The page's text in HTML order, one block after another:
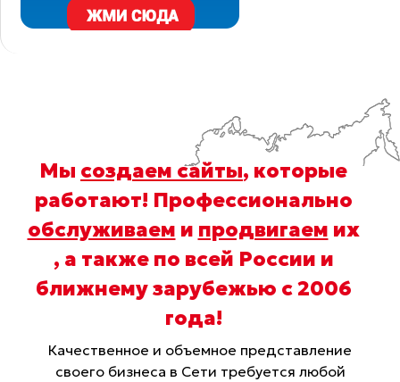
Мы создаем сайты, которые
работают! Профессионально
обслуживаем и продвигаем их
, а также по всей России и
ближнему зарубежью с 2006
года!
Качественное и объемное представление
своего бизнеса в Сети требуется любой